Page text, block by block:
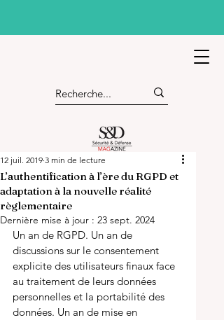
L’authentification à l’ère du RGPD et
adaptation à la nouvelle réalité
règlementaire
12 juil. 2019 3 min de lecture
Dernière mise à jour : 23 sept. 2024
Un an de RGPD. Un an de
discussions sur le consentement
explicite des utilisateurs finaux face
au traitement de leurs données
personnelles et la portabilité des
données. Un an de mise en